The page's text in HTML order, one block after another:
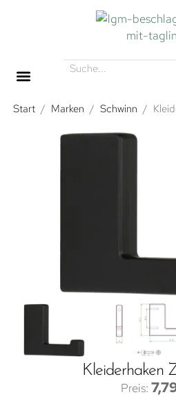
Start / Marken / Schwinn /
Kleiderhaken